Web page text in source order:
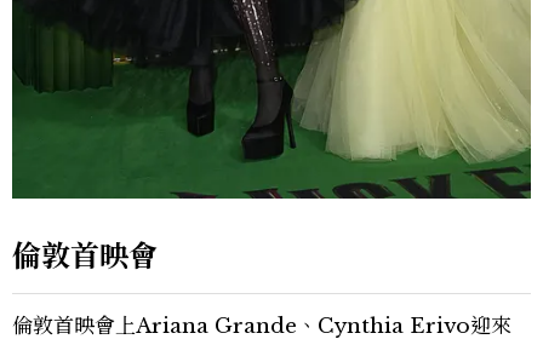
倫敦首映會
倫敦首映會上Ariana Grande、Cynthia Erivo迎來